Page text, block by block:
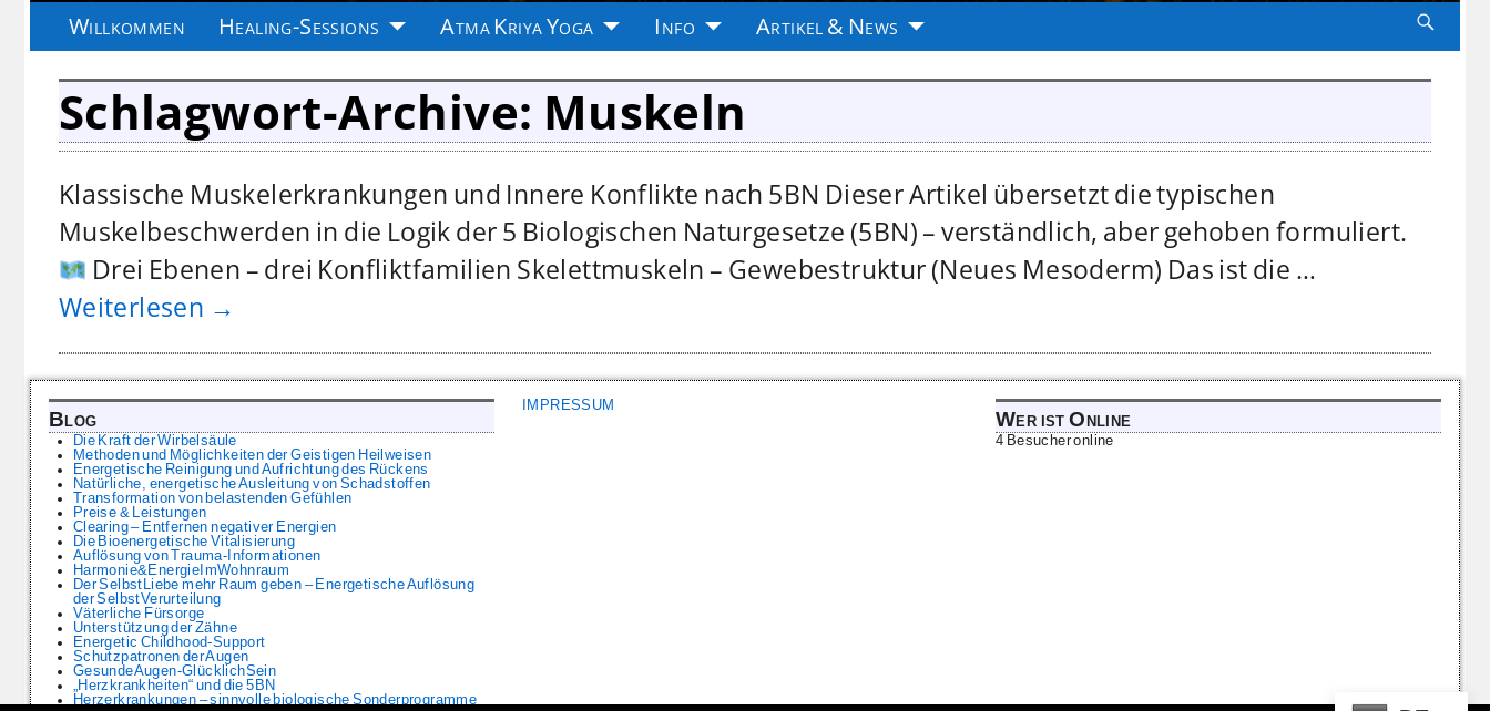
Willkommen Healing-Sessions Atma Kriya Yoga Info Artikel & News
Schlagwort-Archive: Muskeln
Klassische Muskelerkrankungen und Innere Konflikte nach 5BN Dieser Artikel übersetzt die typischen
Muskelbeschwerden in die Logik der 5 Biologischen Naturgesetze (5BN) – verständlich, aber gehoben formuliert.
Drei Ebenen – drei Konfliktfamilien Skelettmuskeln – Gewebestruktur (Neues Mesoderm) Das ist die …
Weiterlesen →
Blog
Die Kraft der Wirbelsäule
Methoden und Möglichkeiten der Geistigen Heilweisen
Energetische Reinigung und Aufrichtung des Rückens
Natürliche, energetische Ausleitung von Schadstoffen
Transformation von belastenden Gefühlen
Preise & Leistungen
Clearing – Entfernen negativer Energien
Die Bioenergetische Vitalisierung
Auflösung von Trauma-Informationen
Harmonie&EnergieImWohnraum
Der SelbstLiebe mehr Raum geben – Energetische Auflösung
der SelbstVerurteilung
Väterliche Fürsorge
Unterstützung der Zähne
Energetic Childhood-Support
Schutzpatronen der Augen
GesundeAugen-GlücklichSein
„Herzkrankheiten“ und die 5BN
Herzerkrankungen – sinnvolle biologische Sonderprogramme
IMPRESSUM
Wer ist Online
4 Besucher online